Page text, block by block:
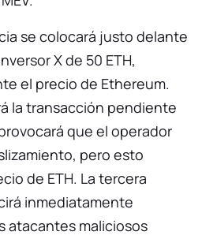
se colocará justo delante
X de 50 ETH,
el precio de Ethereum.
la transacción pendiente
que el operador
pero esto
de ETH. La tercera
inmediatamente
atacantes maliciosos